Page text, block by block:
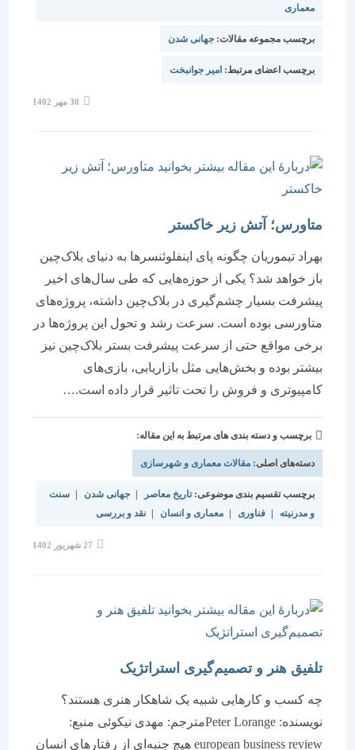
برچسب مجموعه مقالات:جهانی شدن
برچسب اعضای مرتبط: امیر جوانبخت
متاورس؛ آتش زیر خاکستر
بهراد تیموریان چگونه پای اینفلوئنسر‌ها به دنیای بلاک‌چین
باز خواهد شد؟ یکی از حوزه‌هایی که طی سال‌های اخیر
پیشرفت بسیار چشم‌گیری در بلاک‌چین داشته، پروژه‌های
متاورسی بوده است. سرعت رشد و تحول این پروژه‌ها در
برخی مواقع حتی از سرعت پیشرفت بستر بلاک‌چین نیز
بیشتر بوده و بخش‌هایی مثل بازاریابی، بازی‌های
کامپیوتری و فروش را تحت تاثیر قرار داده است.…
برچسب و دسته بندی های مرتبط به این مقاله:
دسته‌های اصلی:مقالات معماری و شهرسازی
برچسب تقسیم بندی موضوعی:تاریخ معاصر | جهانی شدن | سنت
و مدرنیته | فناوری | معماری و انسان نقد و بررسی
تلفیق هنر و تصمیم‌گیری استراتژیک
چه کسب و کارهایی شبیه یک شاهکار هنری هستند؟
نویسنده: Peter Lorangeمترجم: مهدی نیکوئی منبع:
european business review هیچ جنبه‌‌‌ای از رفتارهای انسان